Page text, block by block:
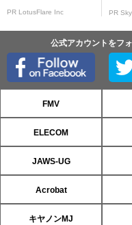
PR LotusFlare Inc PR
公式アカウントをフ
FMV
ELECOM
JAWS-UG
Acrobat
キヤノンMJ